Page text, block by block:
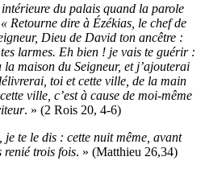
du palais quand la parole
Retourne dire à Ézékias, le chef de
Dieu de David ton ancêtre :
larmes. Eh bien ! je vais te guérir :
maison du Seigneur, et j’ajouterai
toi et cette ville, de la main
ville, c’est à cause de moi-même
. » (2 Rois 20, 4-6)
te le dis : cette nuit même, avant
renié trois fois. » (Matthieu 26,34)